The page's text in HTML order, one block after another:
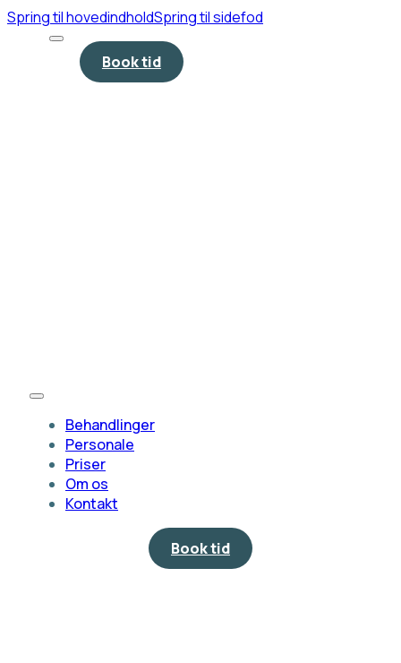
Spring til hovedindholdSpring til sidefod
Book tid
Behandlinger
Personale
Priser
Om os
Kontakt
Book tid